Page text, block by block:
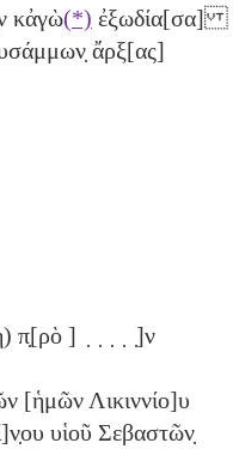
κἀγὼ(*) ἐξωδία[σα]
ἄρξ[ας]
π̣[ρὸ ] ̣ ̣ ̣ ̣ ̣]ν
[ἡμῶν Λικιννίο]υ
υἱοῦ Σεβαστῶν̣